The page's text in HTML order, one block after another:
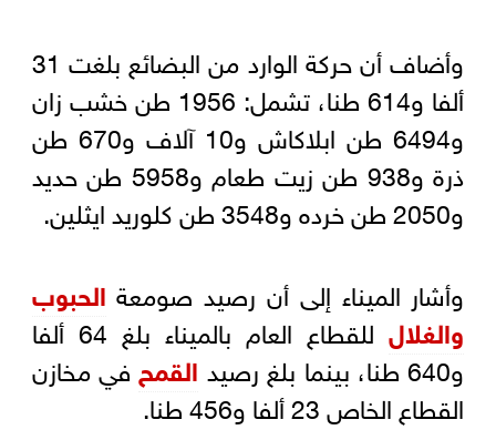
وأضاف أن حركة الوارد من البضائع بلغت 31
ألفا و614 طنا، تشمل: 1956 طن خشب زان
و6494 طن ابلاكاش و10 آلاف و670 طن
ذرة و938 طن زيت طعام و5958 طن حديد
و2050 طن خرده و3548 طن كلوريد ايثلين.
وأشار الميناء إلى أن رصيد صومعة الحبوب
والغلال
للقطاع العام بالميناء بلغ 64 ألفا
و640 طنا، بينما بلغ رصيد
القمحفي مخازن
القطاع الخاص 23 ألفا و456 طنا.